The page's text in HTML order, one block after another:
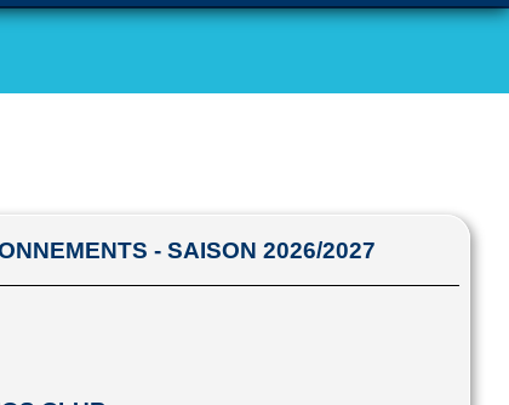
- SAISON 2026/2027